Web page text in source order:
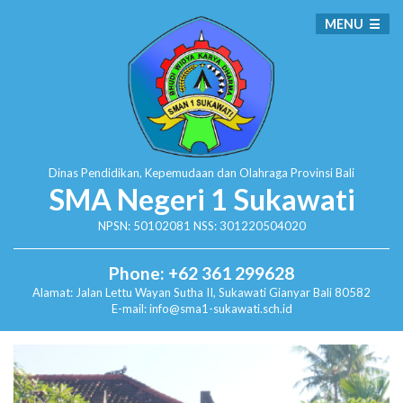
Dinas Pendidikan, Kepemudaan dan Olahraga Provinsi Bali
SMA Negeri 1 Sukawati
NPSN: 50102081 NSS: 301220504020
Phone: +62 361 299628
Alamat: Jalan Lettu Wayan Sutha II, SukawatiGianyar Bali 80582
E-mail: info@sma1-sukawati.sch.id
MENU